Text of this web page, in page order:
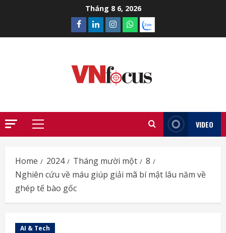
Tháng 8 6, 2026
Facebook
LinkedinInstagram
What’sapp
Zalo
Primary
VIDEO
Home 2024 Tháng mười một
8
Nghiên cứu về máu giúp giải mã bí mật lâu năm về
ghép tế bào gốc
AI & Tech